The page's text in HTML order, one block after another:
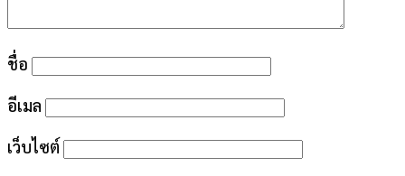
ชื่อ
อีเมล
เว็บไซต์